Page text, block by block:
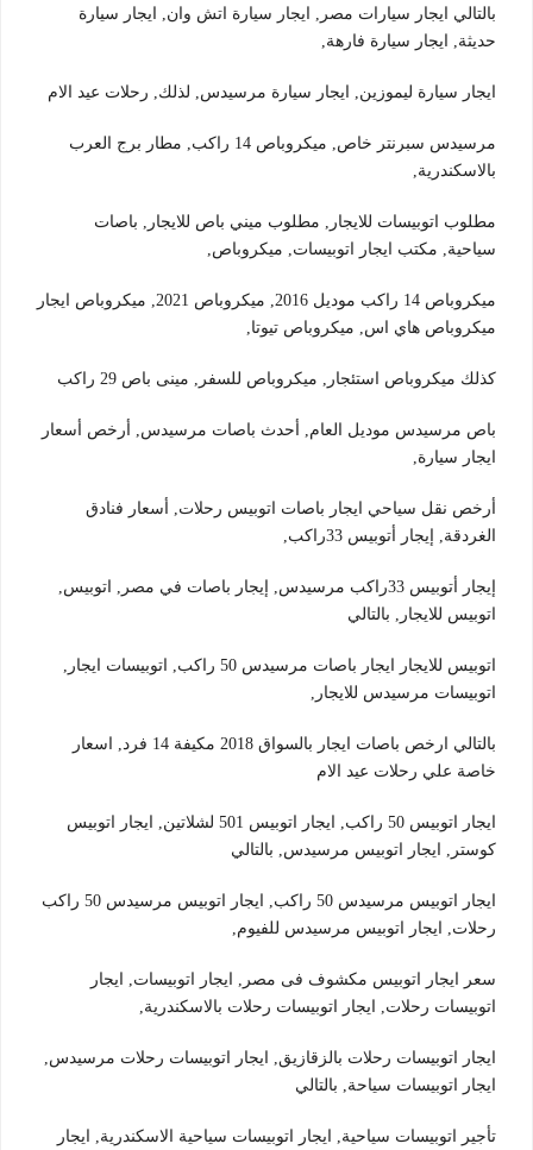
بالتالي ايجار سيارات مصر, ايجار سيارة اتش وان, ايجار سيارة
حديثة, ايجار سيارة فارهة,
ايجار سيارة ليموزين, ايجار سيارة مرسيدس, لذلك, رحلات عيد الام
مرسيدس سبرنتر خاص, ميكروباص 14 راكب, مطار برج العرب
بالاسكندرية,
مطلوب اتوبيسات للايجار, مطلوب ميني باص للايجار, باصات
سياحية, مكتب ايجار اتوبيسات, ميكروباص,
ميكروباص 14 راكب موديل 2016, ميكروباص 2021, ميكروباص ايجار
ميكروباص هاي اس, ميكروباص تيوتا,
كذلك ميكروباص استئجار, ميكروباص للسفر, مينى باص 29 راكب
باص مرسيدس موديل العام, أحدث باصات مرسيدس, أرخص أسعار
ايجار سيارة,
أرخص نقل سياحي ايجار باصات اتوبيس رحلات, أسعار فنادق
الغردقة, إيجار أتوبيس 33راكب,
إيجار أتوبيس 33راكب مرسيدس, إيجار باصات في مصر, اتوبيس,
اتوبيس للايجار, بالتالي
اتوبيس للايجار ايجار باصات مرسيدس 50 راكب, اتوبيسات ايجار,
اتوبيسات مرسيدس للايجار,
بالتالي ارخص باصات ايجار بالسواق 2018 مكيفة 14 فرد, اسعار
خاصة علي رحلات عيد الام
ايجار اتوبيس 50 راكب, ايجار اتوبيس 501 لشلاتين, ايجار اتوبيس
كوستر, ايجار اتوبيس مرسيدس, بالتالي
ايجار اتوبيس مرسيدس 50 راكب, ايجار اتوبيس مرسيدس 50 راكب
رحلات, ايجار اتوبيس مرسيدس للفيوم,
سعر ايجار اتوبيس مكشوف فى مصر, ايجار اتوبيسات, ايجار
اتوبيسات رحلات, ايجار اتوبيسات رحلات بالاسكندرية,
ايجار اتوبيسات رحلات بالزقازيق, ايجار اتوبيسات رحلات مرسيدس,
ايجار اتوبيسات سياحة, بالتالي
تأجير اتوبيسات سياحية, ايجار اتوبيسات سياحية الاسكندرية, ايجار